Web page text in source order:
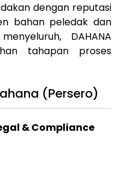
dengan reputasi
bahan peledak dan
DAHANA
tahapan proses
(Persero)
& Compliance